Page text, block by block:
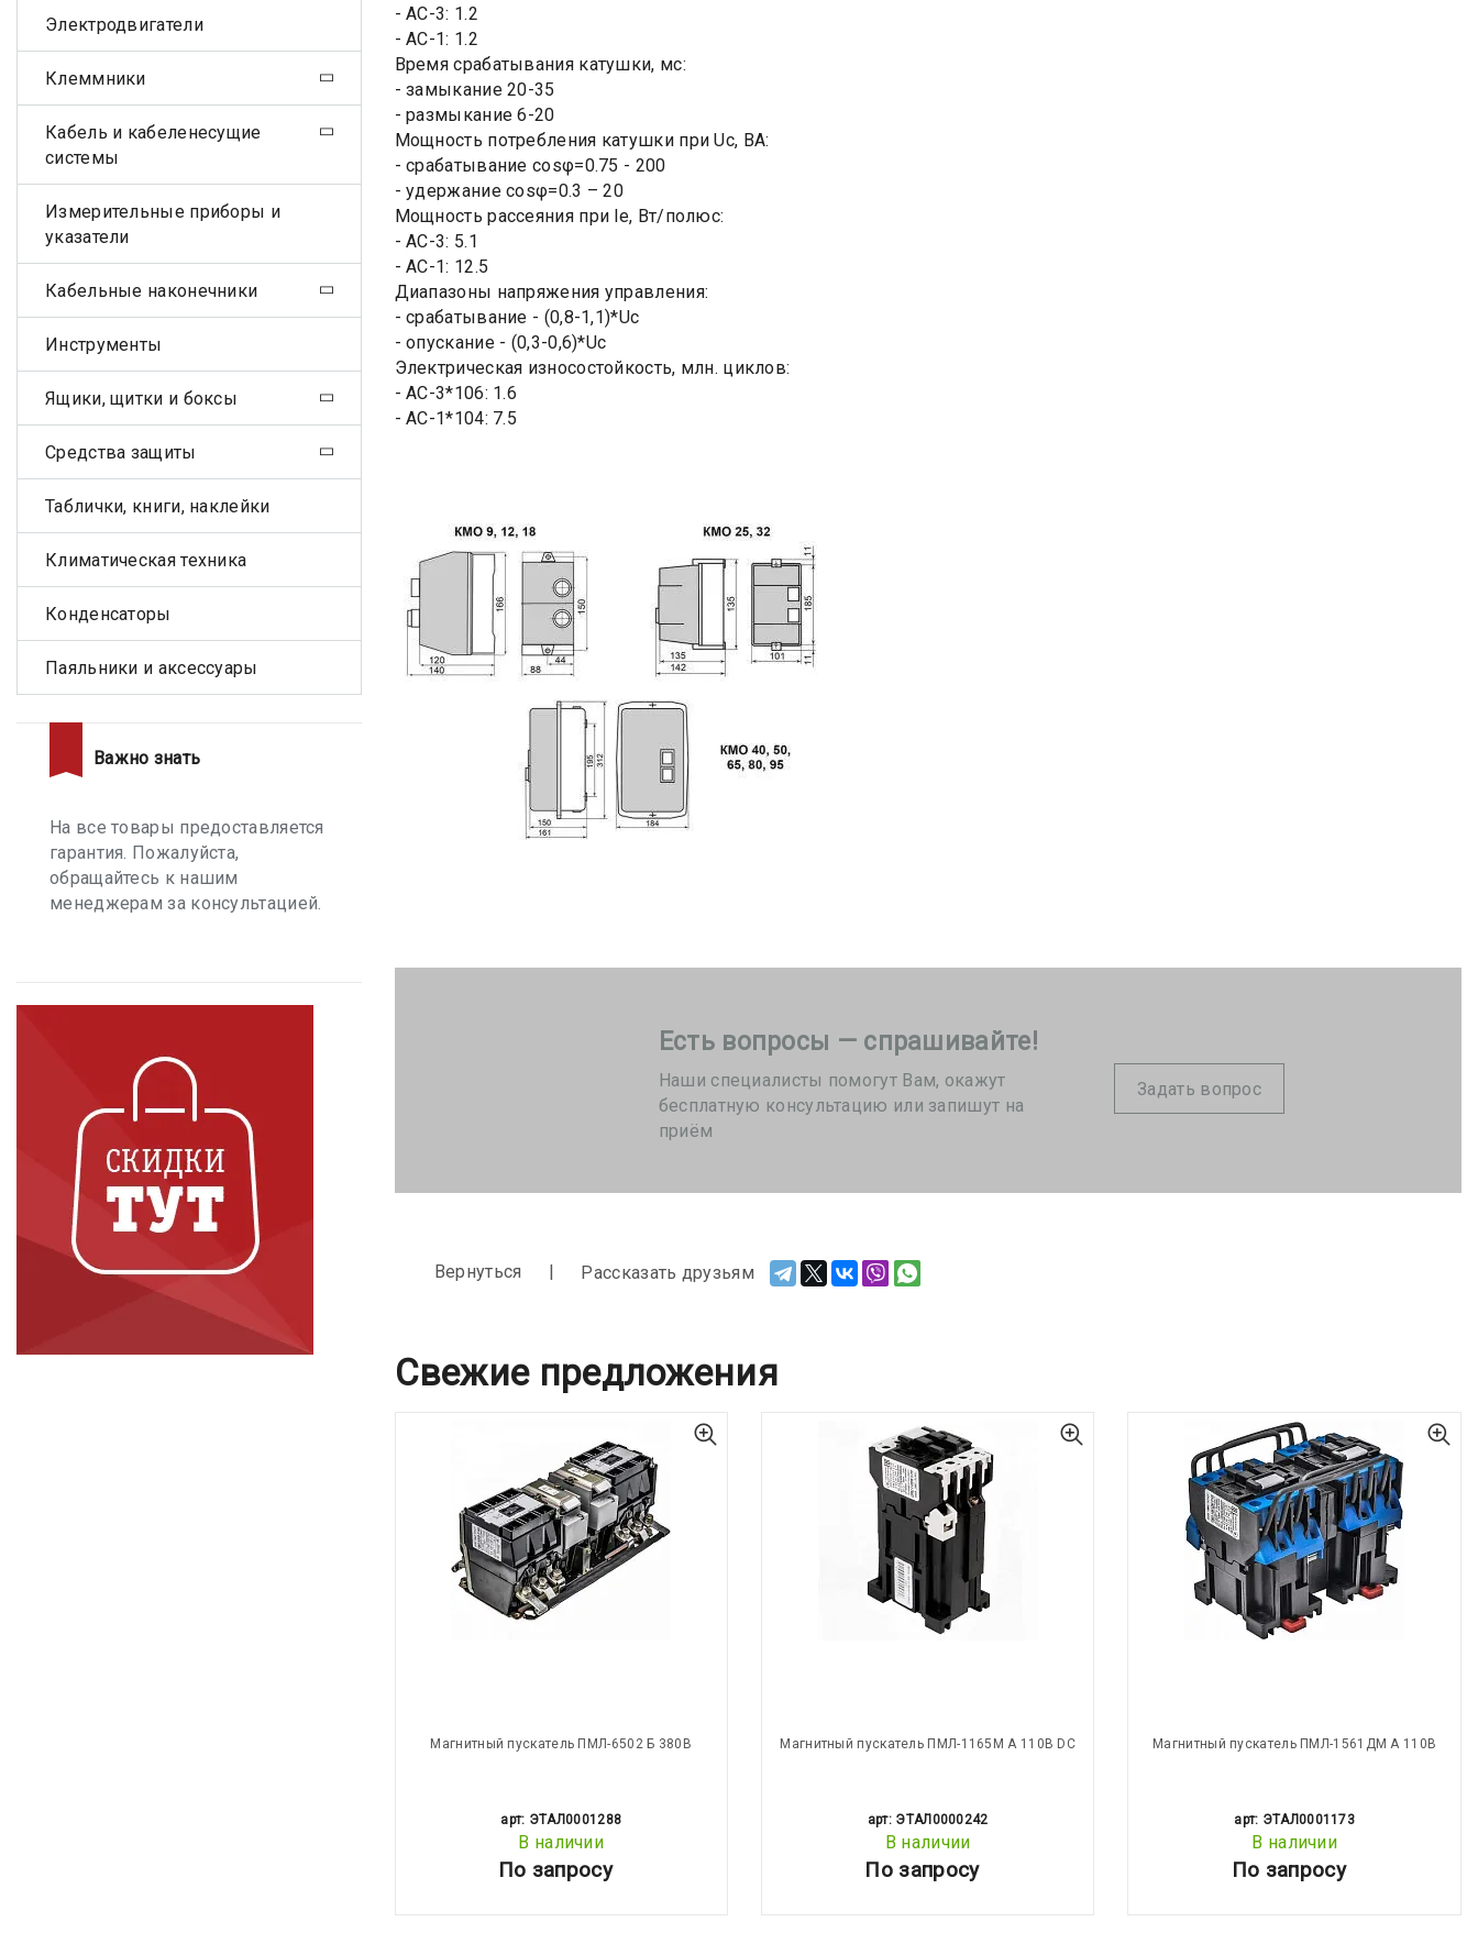
- АС-3: 1.2
- АС-1: 1.2
Время срабатывания катушки, мс:
- замыкание 20-35
- размыкание 6-20
Мощность потребления катушки при Uc, ВА:
- срабатывание cosφ=0.75 - 200
- удержание cosφ=0.3 – 20
Мощность рассеяния при le, Вт/полюс:
- АС-3: 5.1
- АС-1: 12.5
Диапазоны напряжения управления:
- срабатывание - (0,8-1,1)*Uc
- опускание - (0,3-0,6)*Uc
Электрическая износостойкость, млн. циклов:
- АС-3*106: 1.6
- АС-1*104: 7.5
Есть вопросы — спрашивайте!
Наши специалисты помогут Вам, окажут
бесплатную консультацию или запишут на
приём
Задать вопрос
Вернуться Рассказать друзьям
Свежие предложения
Магнитный пускатель ПМЛ-6502 Б 380В
арт: ЭТАЛ0001288
В наличии
По запросу
Магнитный пускатель ПМЛ-1165М А 110В DC
арт: ЭТАЛ0000242
В наличии
По запросу
Магнитный пускатель ПМЛ-1561ДМ А 110В
арт: ЭТАЛ0001173
В наличии
По запросу
Электродвигатели
Клеммники
Кабель и кабеленесущие
системы
Измерительные приборы и
указатели
Кабельные наконечники
Инструменты
Ящики, щитки и боксы
Средства защиты
Таблички, книги, наклейки
Климатическая техника
Конденсаторы
Паяльники и аксессуары
Важно знать
На все товары предоставляется
гарантия. Пожалуйста,
обращайтесь к нашим
менеджерам за консультацией.